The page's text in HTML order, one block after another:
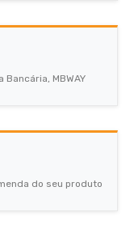
MBWAY
do seu produto